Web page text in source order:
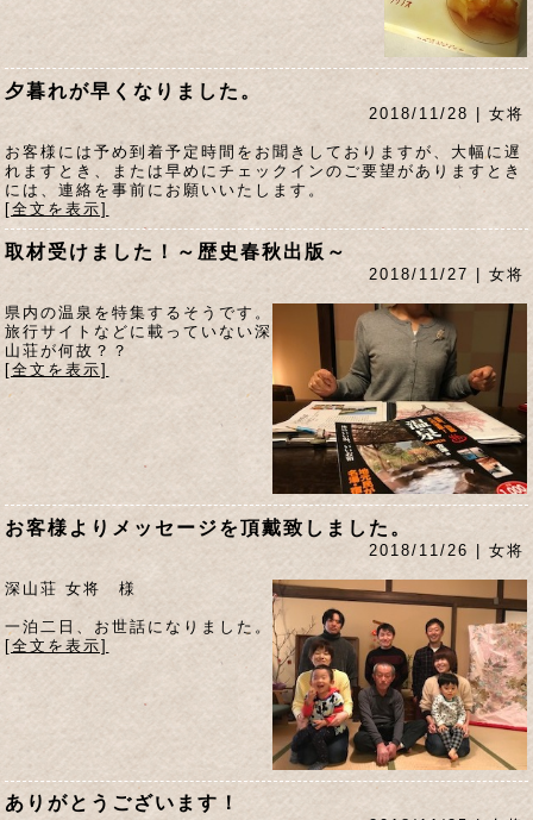
夕暮れが早くなりました。
2018/11/28 | 女将
お客様には予め到着予定時間をお聞きしておりますが、大幅に遅
れますとき、または早めにチェックインのご要望がありますとき
には、連絡を事前にお願いいたします。
[全文を表示]
取材受けました！～歴史春秋出版～
2018/11/27 | 女将
県内の温泉を特集するそうです。
旅行サイトなどに載っていない深
山荘が何故？？
[全文を表示]
お客様よりメッセージを頂戴致しました。
2018/11/26 | 女将
深山荘 女将 様
一泊二日、お世話になりました。
[全文を表示]
ありがとうございます！